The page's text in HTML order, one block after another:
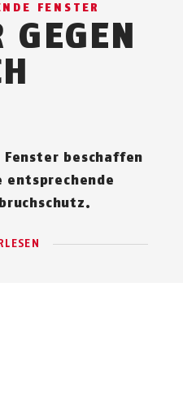
FENSTER
GEGEN
beschaffen